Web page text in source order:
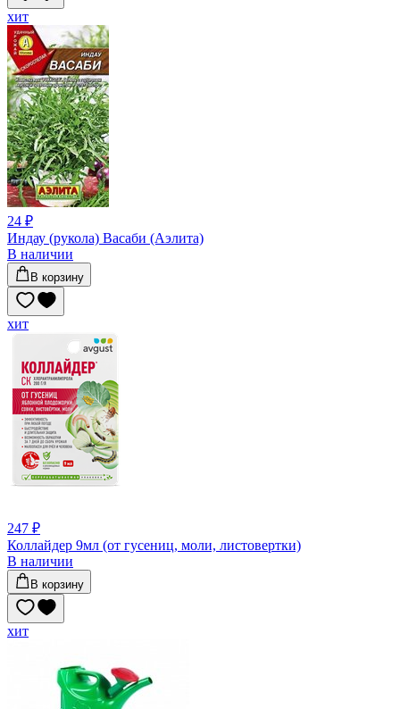
хит
24 ₽
Индау (рукола) Васаби (Аэлита)
В наличии
В корзину
хит
247 ₽
Коллайдер 9мл (от гусениц, моли, листовертки)
В наличии
В корзину
хит